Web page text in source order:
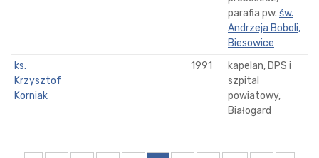
parafia pw. św.
Andrzeja Boboli,
Biesowice
ks.
Krzysztof
Korniak
1991
kapelan, DPS i
szpital
powiatowy,
Białogard